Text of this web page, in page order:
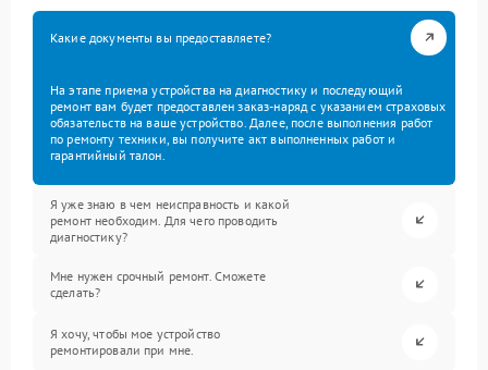
Какие документы вы предоставляете?
На этапе приема устройства на диагностику и последующий
ремонт вам будет предоставлен заказ-наряд с указанием страховых
обязательств на ваше устройство. Далее, после выполнения работ
по ремонту техники, вы получите акт выполненных работ и
гарантийный талон.
Я уже знаю в чем неисправность и какой
ремонт необходим. Для чего проводить
диагностику?
Мне нужен срочный ремонт. Сможете
сделать?
Я хочу, чтобы мое устройство
ремонтировали при мне.